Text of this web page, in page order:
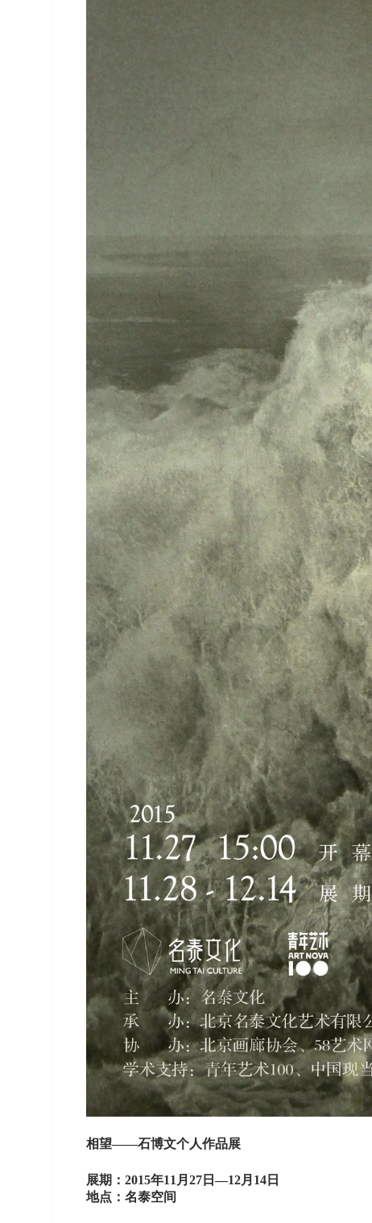
相望——石博文个人作品展
展期：2015年11月27日—12月14日
地点：名泰空间